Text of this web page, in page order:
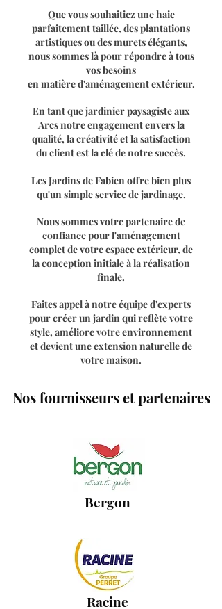
Que vous souhaitiez une haie
parfaitement taillée, des plantations
artistiques ou des murets élégants,
nous sommes là pour répondre à tous
vos besoins
en matière d'aménagement extérieur.
En tant que jardinier paysagiste aux
Arcs notre engagement envers la
qualité, la créativité et la satisfaction
du client est la clé de notre succès.
Les Jardins de Fabien offre bien plus
qu'un simple service de jardinage.
Nous sommes votre partenaire de
confiance pour l'aménagement
complet de votre espace extérieur, de
la conception initiale à la réalisation
finale.
Faites appel à notre équipe d'experts
pour créer un jardin qui reflète votre
style, améliore votre environnement
et devient une extension naturelle de
votre maison.
Nos fournisseurs et partenaires
Bergon
Racine